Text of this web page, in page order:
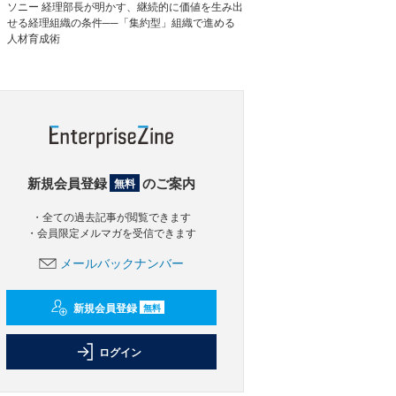
ソニー 経理部長が明かす、継続的に価値を生み出
せる経理組織の条件──「集約型」組織で進める
人材育成術
新規会員登録 無料 のご案内
・全ての過去記事が閲覧できます
・会員限定メルマガを受信できます
メールバックナンバー
新規会員登録 無料
ログイン